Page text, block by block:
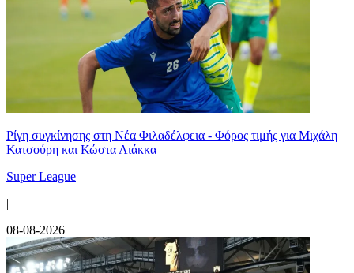
Ρίγη συγκίνησης στη Νέα Φιλαδέλφεια - Φόρος τιμής για Μιχάλη
Κατσούρη και Κώστα Λιάκκα
Super League
|
08-08-2026